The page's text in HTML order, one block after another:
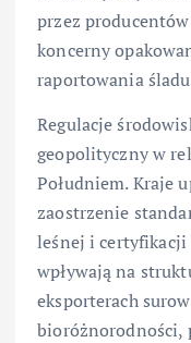
przez
koncerny
raportowania
Regulacje
geopolityczny w
Południem. Kraje
zaostrzenie
leśnej i certyfikacji
wpływają na
eksporterach
bioróżnorodności,